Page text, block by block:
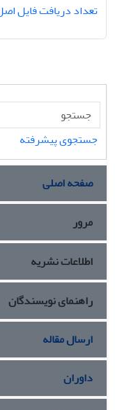
تعداد دریافت فایل
جستجوی پیشرفته
صفحه اصلی
مرور
اطلاعات نشریه
راهنمای نویسندگان
ارسال مقاله
داوران